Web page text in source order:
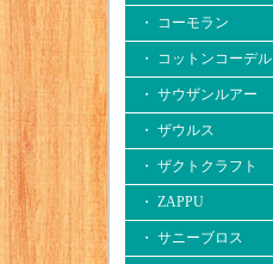
・ コーモラン
・ コットンコーデル
・ サウザンルアー
・ ザウルス
・ ザクトクラフト
・ ZAPPU
・ サニーブロス